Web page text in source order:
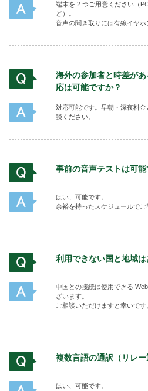
端末を 2 つご用意ください（
ど）。
音声の聞き取りには有線イヤホ
海外の参加者と時差が
応は可能ですか？
対応可能です。早朝・深夜料
談ください。
事前の音声テストは可能
はい、可能です。
余裕を持ったスケジュールでご
利用できない国と地域は
中国との接続は使用できる
ざいます。
ご相談いただけますと幸いです
複数言語の通訳（リレ
はい、可能です。